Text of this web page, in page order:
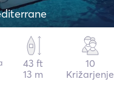
43 ft
13 m
10
Križarjenje